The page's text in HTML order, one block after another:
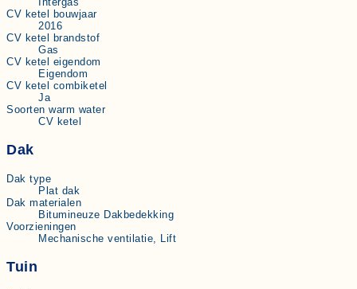
CV ketel bouwjaar
2016
CV ketel brandstof
Gas
CV ketel eigendom
Eigendom
CV ketel combiketel
Ja
Soorten warm water
CV ketel
Dak
Dak type
Plat dak
Dak materialen
Bitumineuze Dakbedekking
Voorzieningen
Mechanische ventilatie, Lift
Tuin